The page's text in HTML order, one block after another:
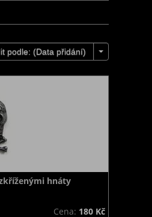
podle: (Data přidání)
hnáty
Cena: 180 Kč